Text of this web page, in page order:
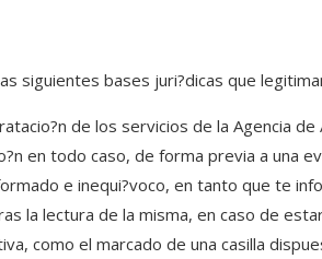
siguientes bases juri?dicas que
de los servicios de la Agencia
en todo caso, de forma previa a una
e inequi?voco, en tanto que te
la lectura de la misma, en caso de
como el marcado de una casilla